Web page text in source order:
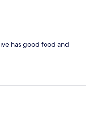
has good food and